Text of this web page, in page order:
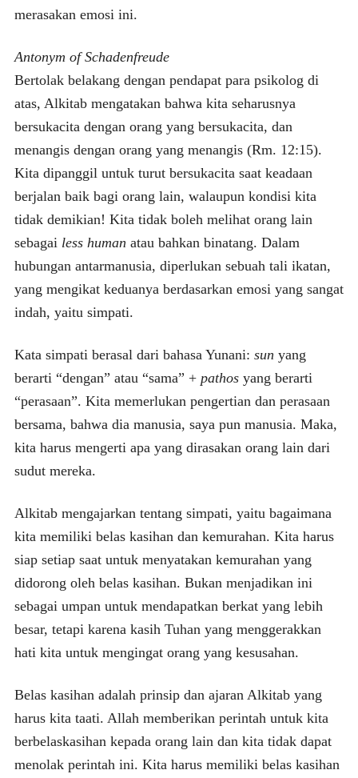
merasakan emosi ini.
Antonym of Schadenfreude
Bertolak belakang dengan pendapat para psikolog di
atas, Alkitab mengatakan bahwa kita seharusnya
bersukacita dengan orang yang bersukacita, dan
menangis dengan orang yang menangis (Rm. 12:15).
Kita dipanggil untuk turut bersukacita saat keadaan
berjalan baik bagi orang lain, walaupun kondisi kita
tidak demikian! Kita tidak boleh melihat orang lain
sebagai less human atau bahkan binatang. Dalam
hubungan antarmanusia, diperlukan sebuah tali ikatan,
yang mengikat keduanya berdasarkan emosi yang sangat
indah, yaitu simpati.
Kata simpati berasal dari bahasa Yunani: sun yang
berarti “dengan” atau “sama” + pathosyang berarti
“perasaan”. Kita memerlukan pengertian dan perasaan
bersama, bahwa dia manusia, saya pun manusia. Maka,
kita harus mengerti apa yang dirasakan orang lain dari
sudut mereka.
Alkitab mengajarkan tentang simpati, yaitu bagaimana
kita memiliki belas kasihan dan kemurahan. Kita harus
siap setiap saat untuk menyatakan kemurahan yang
didorong oleh belas kasihan. Bukan menjadikan ini
sebagai umpan untuk mendapatkan berkat yang lebih
besar, tetapi karena kasih Tuhan yang menggerakkan
hati kita untuk mengingat orang yang kesusahan.
Belas kasihan adalah prinsip dan ajaran Alkitab yang
harus kita taati. Allah memberikan perintah untuk kita
berbelaskasihan kepada orang lain dan kita tidak dapat
menolak perintah ini. Kita harus memiliki belas kasihan